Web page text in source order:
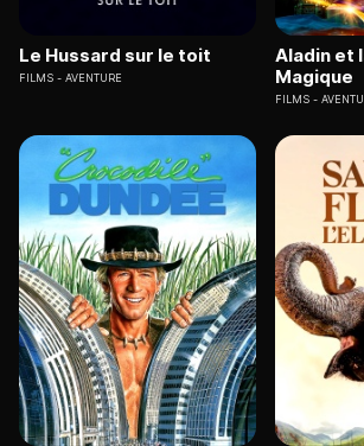
Le Hussard sur le toit
FILMS AVENTURE
Aladin et
Magique
FILMS